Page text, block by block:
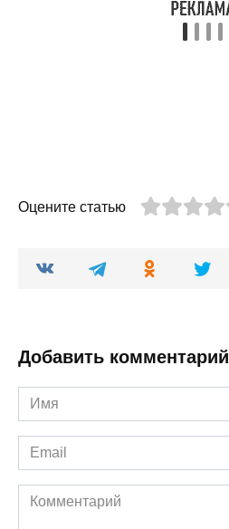
Оцените статью
Добавить комментарий
Имя
*
Email
*
Комментарий